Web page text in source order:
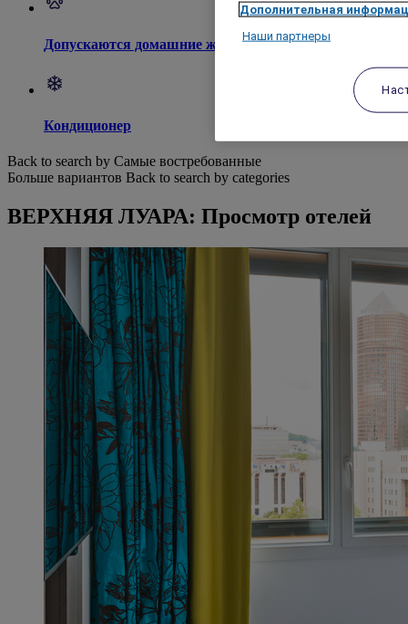
Допускаются домашние животные
Кондиционер
Back to search by Самые востребованные
Больше вариантов Back to search by categories
ВЕРХНЯЯ ЛУАРА: Просмотр отелей
Дополнительная
Наши партнеры